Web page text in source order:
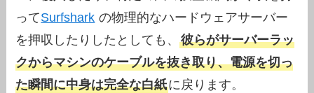
ってSurfshark の物理的なハードウェアサーバー
を押収したりしたとしても、彼らがサーバーラッ
クからマシンのケーブルを抜き取り、電源を切っ
た瞬間に中身は完全な白紙に戻ります。